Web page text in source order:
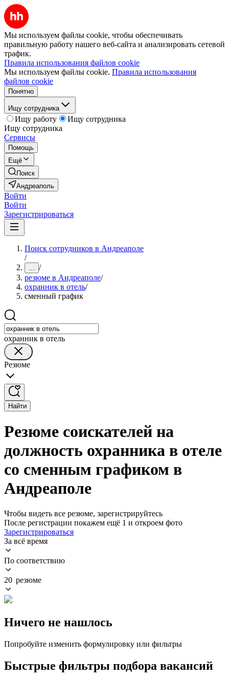
Мы используем файлы cookie, чтобы обеспечивать
правильную работу нашего веб-сайта и анализировать сетевой
трафик.
Правила использования файлов cookie
Мы используем файлы cookie. Правила использования
файлов cookie
Понятно
Ищу сотрудника
Ищу работу
Ищу сотрудника
Ищу сотрудника
Сервисы
Помощь
Ещё
Поиск
Андреаполь
Войти
Войти
Зарегистрироваться
Поиск сотрудников в Андреаполе
/
... /
резюме в Андреаполе/
охранник в отель/
сменный график
охранник в отель
Резюме
Найти
Резюме соискателей на
должность охранника в отеле
со сменным графиком в
Андреаполе
Чтобы видеть все резюме, зарегистрируйтесь
После регистрации покажем ещё 1 и откроем фото
Зарегистрироваться
За всё время
По соответствию
20 резюме
Ничего не нашлось
Попробуйте изменить формулировку или фильтры
Быстрые фильтры подбора вакансий